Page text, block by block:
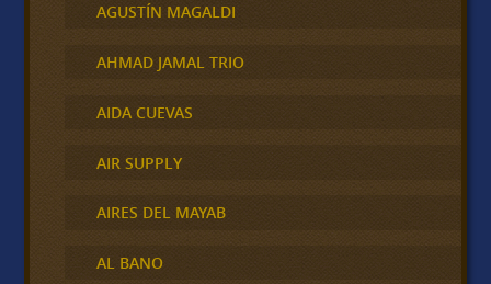
AGUSTÍN MAGALDI
AHMAD JAMAL TRIO
AIDA CUEVAS
AIR SUPPLY
AIRES DEL MAYAB
AL BANO